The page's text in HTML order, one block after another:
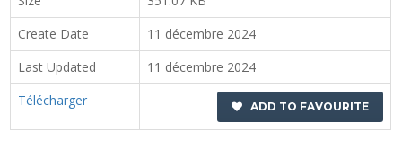
Create Date
11 décembre 2024
Last Updated
11 décembre 2024
Télécharger
ADD TO FAVOURITE